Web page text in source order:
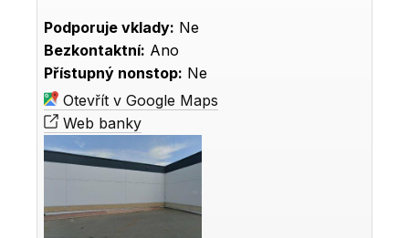
Podporuje vklady: Ne
Bezkontaktní: Ano
Přístupný nonstop: Ne
Otevřít v Google Maps
Web banky